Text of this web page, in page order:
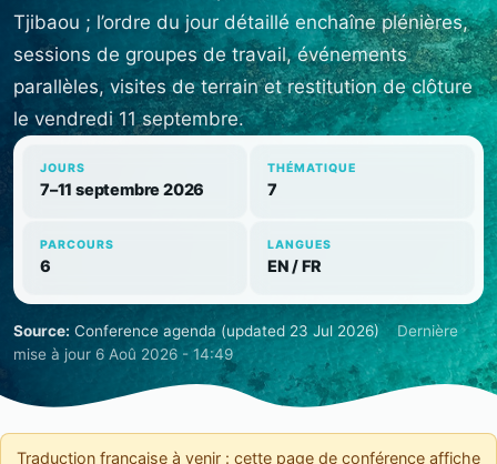
Tjibaou ; l’ordre du jour détaillé enchaîne plénières,
sessions de groupes de travail, événements
parallèles, visites de terrain et restitution de clôture
le vendredi 11 septembre.
JOURS
7–11 septembre 2026
THÉMATIQUE
7
PARCOURS
6
LANGUES
EN / FR
Source: Conference agenda (updated 23 Jul 2026)
Dernière
mise à jour 6 Aoû 2026 - 14:49
Traduction française à venir : cette page de conférence affiche